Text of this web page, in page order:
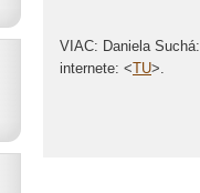
VIAC: Daniela Suchá:
internete: <TU>.